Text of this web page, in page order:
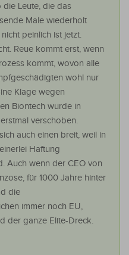
die Leute, die das
Male wiederholt
peinlich ist jetzt.
Reue kommt erst, wenn
kommt, wovon alle
wohl nur
Klage wegen
Biontech wurde in
verschoben.
auch einen breit, weil in
Haftung
Auch wenn der CEO von
für 1000 Jahre hinter
die
immer noch EU,
der ganze Elite-Dreck.